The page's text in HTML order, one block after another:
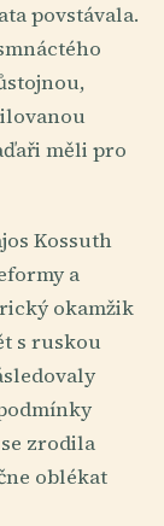
povstávala.
měli pro
Kossuth
a
okamžik
s ruskou
zrodila
oblékat